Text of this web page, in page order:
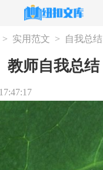
> 实用范文 > 自我总结
教师自我总结